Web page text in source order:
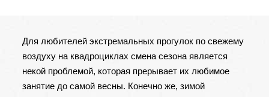
Для любителей экстремальных прогулок по свежему
воздуху на квадроциклах смена сезона является
некой проблемой, которая прерывает их любимое
занятие до самой весны. Конечно же, зимой